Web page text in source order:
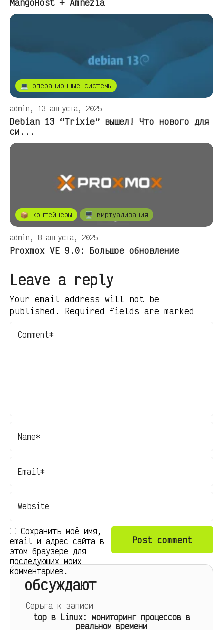
MangoHost + Amnezia
💻 операционные системы
admin, 13 августа, 2025
Debian 13 “Trixie” вышел! Что нового для
си...
📦 контейнеры 🖥️ виртуализация
admin, 8 августа, 2025
Proxmox VE 9.0: Большое обновление
Leave a reply
Your email address will not be
published. Required fields are marked
Сохранить моё имя,
email и адрес сайта в
этом браузере для
последующих моих
комментариев.
обсуждают
Серьгак записи
top в Linux: мониторинг процессов в
реальном времени